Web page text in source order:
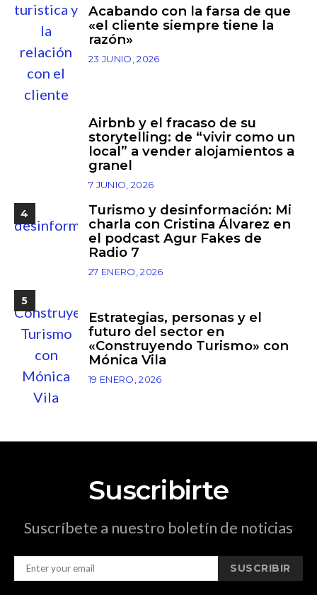
Acabando con la farsa de que
«el cliente siempre tiene la
razón»
23 JUNIO, 2026
Airbnb y el fracaso de su
storytelling: de “vivir como un
local” a vender alojamientos a
granel
7 JUNIO, 2026
4
Turismo y desinformación: Mi
charla con Cristina Álvarez en
el podcast Agur Fakes de
Radio 7
27 ENERO, 2026
5
Estrategias, personas y el
futuro del sector en
«Construyendo Turismo» con
Mónica Vila
19 ENERO, 2026
Suscribirte
Suscríbete a nuestro boletín de noticias
SUSCRIBIR